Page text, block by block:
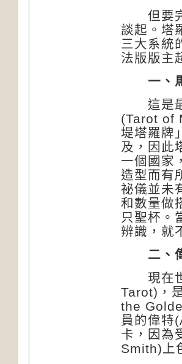
但要完
談起。塔
三大系統
法版版主
一、
這是最
(Tarot of
堤塔羅牌
及，因此
一個國家
造型而有
祕儀並未
和數量做
只聖杯。
辨識，就
二、
現在世
Tarot)，
the
員的偉特
卡，因為
Smith)上